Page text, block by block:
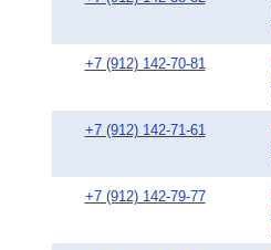
+7 (912) 142-70-81
+7 (912) 142-71-61
+7 (912) 142-79-77